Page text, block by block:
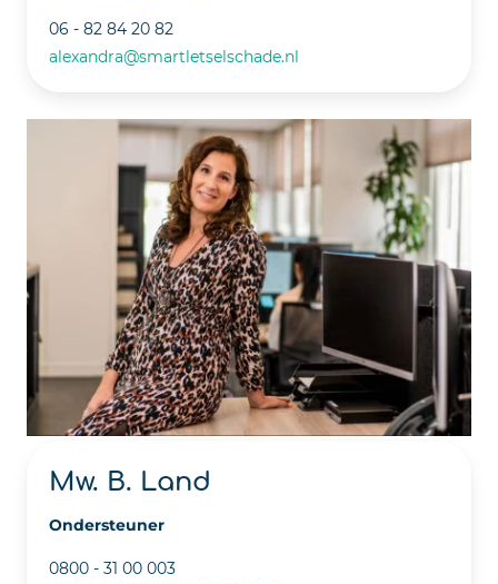
06 - 82 84 20 82
alexandra@smartletselschade.nl
Mw. B. Land
Ondersteuner
0800 - 31 00 003